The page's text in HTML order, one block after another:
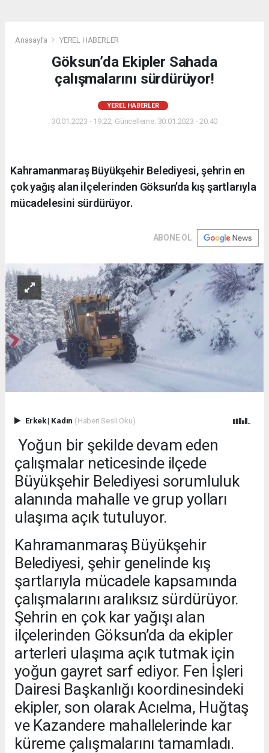
Anasayfa YEREL HABERLER
Göksun’da Ekipler Sahada
çalışmalarını sürdürüyor!
YEREL HABERLER
30.01.2023 - 19:22, Güncelleme: 30.01.2023 - 20:40
Kahramanmaraş Büyükşehir Belediyesi, şehrin en
çok yağış alan ilçelerinden Göksun’da kış şartlarıyla
mücadelesini sürdürüyor.
ABONE OL
Erkek| Kadın (Haberi Sesli Oku)
Yoğun bir şekilde devam eden
çalışmalar neticesinde ilçede
Büyükşehir Belediyesi sorumluluk
alanında mahalle ve grup yolları
ulaşıma açık tutuluyor.
Kahramanmaraş Büyükşehir
Belediyesi, şehir genelinde kış
şartlarıyla mücadele kapsamında
çalışmalarını aralıksız sürdürüyor.
Şehrin en çok kar yağışı alan
ilçelerinden Göksun’da da ekipler
arterleri ulaşıma açık tutmak için
yoğun gayret sarf ediyor. Fen İşleri
Dairesi Başkanlığı koordinesindeki
ekipler, son olarak Acıelma, Huğtaş
ve Kazandere mahallelerinde kar
küreme çalışmalarını tamamladı.